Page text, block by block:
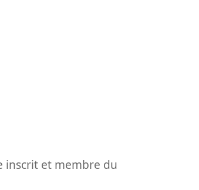
inscrit et membre du